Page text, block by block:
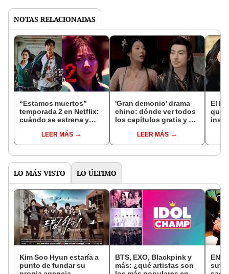
NOTAS RELACIONADAS
“Estamos muertos”
temporada 2 en Netflix:
cuándo se estrena y
temporadaLEER MÁS
'Gran demonio' drama
chino: dónde ver todos
los capítulos gratis y en
LEER MÁS
El k-
que
LO MÁS VISTO LO ÚLTIMO
Kim Soo Hyun estaría a
punto de fundar su
BTS, EXO, Blackpink y
más: ¿qué artistas son